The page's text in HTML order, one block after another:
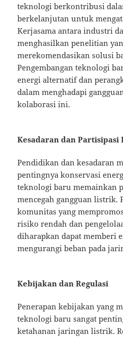
teknologi berkontribusi
berkelanjutan untuk
Kerjasama antara industri
menghasilkan penelitian
merekomendasikan solusi
Pengembangan teknologi
energi alternatif dan
dalam menghadapi
kolaborasi ini.
Kesadaran dan Partisipasi
Pendidikan dan kesadaran
pentingnya konservasi
teknologi baru memainkan
mencegah gangguan listrik.
komunitas yang
risiko rendah dan
diharapkan dapat memberi
mengurangi beban pada
Kebijakan dan Regulasi
Penerapan kebijakan yang
teknologi baru sangat
ketahanan jaringan listrik.